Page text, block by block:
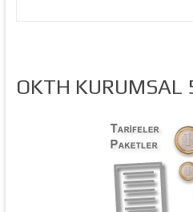
OKTH KURUMSAL